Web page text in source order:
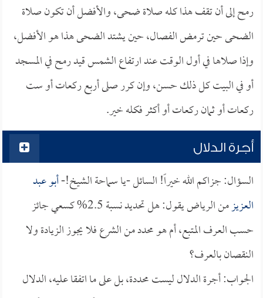
رمح إلى أن تقف هذا كله صلاة ضحى، والأفضل أن تكون صلاة
الضحى حين ترمض الفصال، حين يشتد الضحى هذا هو الأفضل،
وإذا صلاها في أول الوقت عند ارتفاع الشمس قيد رمح في المسجد
أو في البيت كل ذلك حسن، وإن كرر صلى أربع ركعات أو ست
ركعات أو ثمان ركعات أو أكثر فكله خير.
أجرة الدلال
السؤال: جزاكم الله خيراً! السائل -يا سماحة الشيخ!-أبو عبد
العزيز
من الرياض يقول: هل تحديد نسبة 2.5% كسعي جائز
حسب العرف المتبع، أم هو محدد من الشرع فلا يجوز الزيادة ولا
النقصان بالعرف؟
الجواب: أجرة الدلال ليست محددة، بل على ما اتفقا عليه، الدلال